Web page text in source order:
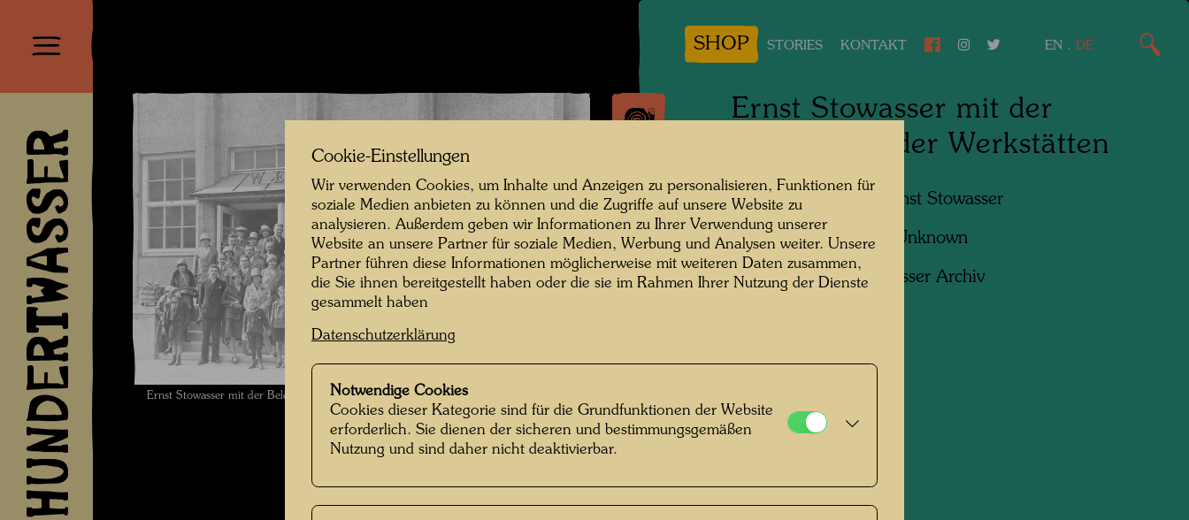
HUNDERTWASSER
SHOP STORIES KONTAKT EN . DE
Ernst Stowasser mit der Belegschaft der Werkstätten , Fotograf: Unbekannt Unknown ©
Ernst Stowasser mit der
Belegschaft der Werkstätten
Personen am Foto: Ernst Stowasser
Fotograf:Unbekannt Unknown
Copyright:Hundertwasser Archiv
Cookie-Einstellungen
Wir verwenden Cookies, um Inhalte und Anzeigen zu personalisieren, Funktionen für
soziale Medien anbieten zu können und die Zugriffe auf unsere Website zu
analysieren. Außerdem geben wir Informationen zu Ihrer Verwendung unserer
Website an unsere Partner für soziale Medien, Werbung und Analysen weiter. Unsere
Partner führen diese Informationen möglicherweise mit weiteren Daten zusammen,
die Sie ihnen bereitgestellt haben oder die sie im Rahmen Ihrer Nutzung der Dienste
gesammelt haben
Datenschutzerklärung
Notwendige Cookies
Cookies dieser Kategorie sind für die Grundfunktionen der Website
erforderlich. Sie dienen der sicheren und bestimmungsgemäßen
Nutzung und sind daher nicht deaktivierbar.